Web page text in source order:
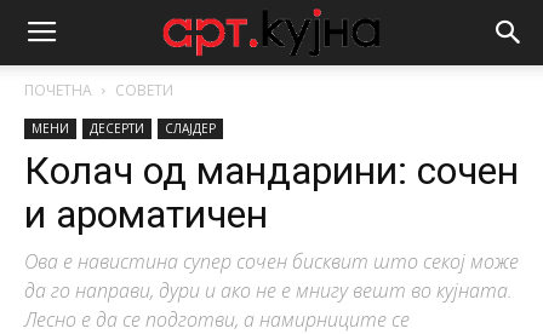
ПОЧЕТНА СОВЕТИ
МЕНИ ДЕСЕРТИ СЛАЈДЕР
Колач од мандарини: сочен
и ароматичен
Ова е навистина супер сочен бисквит што секој може
да го направи, дури и ако не е мнигу вешт во кујната.
Лесно е да се подготви, а намирниците се